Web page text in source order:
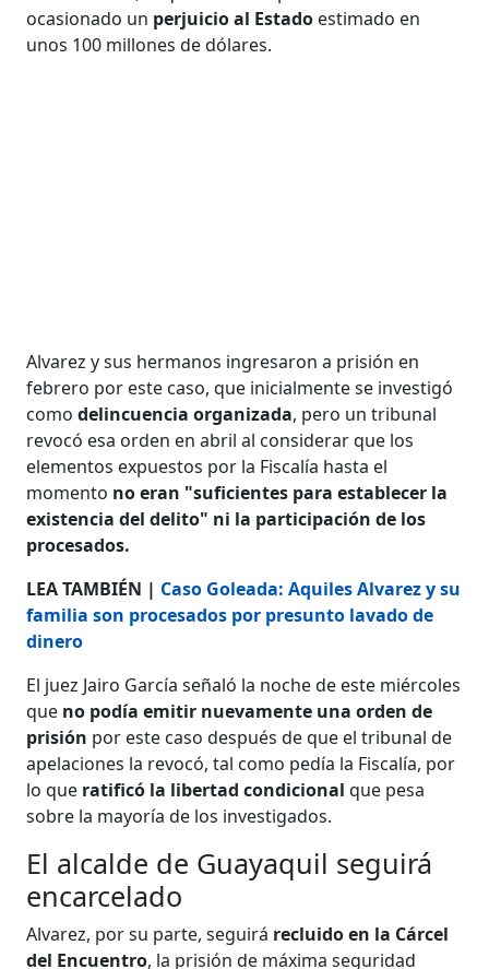
ocasionado un perjuicio al Estado estimado en
unos 100 millones de dólares.
Alvarez y sus hermanos ingresaron a prisión en
febrero por este caso, que inicialmente se investigó
comodelincuencia organizada, pero un tribunal
revocó esa orden en abril al considerar que los
elementos expuestos por la Fiscalía hasta el
momento no eran "suficientes para establecer la
existencia del delito" ni la participación de los
procesados.
LEA TAMBIÉN | Caso Goleada: Aquiles Alvarez y su
familia son procesados por presunto lavado de
dinero
El juez Jairo García señaló la noche de este miércoles
que no podía emitir nuevamente una orden de
prisión por este caso después de que el tribunal de
apelaciones la revocó, tal como pedía la Fiscalía, por
lo que ratificó la libertad condicionalque pesa
sobre la mayoría de los investigados.
El alcalde de Guayaquil seguirá
encarcelado
Alvarez, por su parte, seguirá recluido en la Cárcel
del Encuentro, la prisión de máxima seguridad